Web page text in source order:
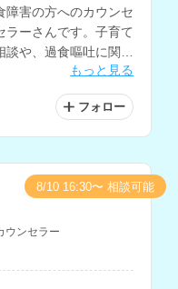
障害の方へのカウンセ
ラーさんです。子育て
や、過食嘔吐に関す
もっと見る
フォロー
ウンセラー
8/10 16:30〜 相談可能